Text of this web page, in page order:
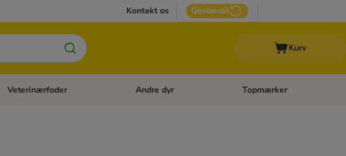
Kontakt os Genbestil
Kurv
Åben kategori menu: Kattetilbehør
Veterinærfoder Åben kategori menu: Veterinærfoder
Andre dyr Åben kategori menu: Andre
Topmærker